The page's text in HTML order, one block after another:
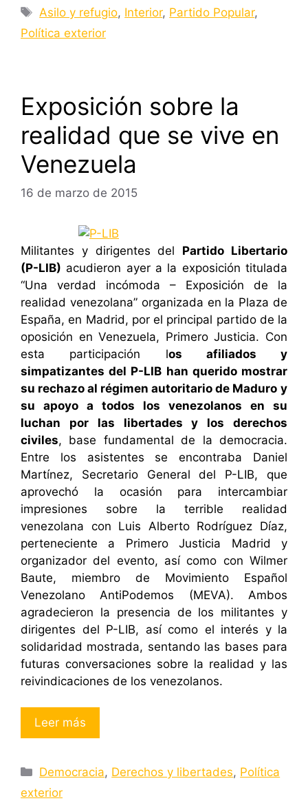
Etiquetas
Asilo y refugio, Interior, Partido Popular,
Política exterior
Exposición sobre la
realidad que se vive en
Venezuela
16 de marzo de 2015
Militantes y dirigentes del Partido Libertario
(P-LIB) acudieron ayer a la exposición titulada
“Una verdad incómoda – Exposición de la
realidad venezolana” organizada en la Plaza de
España, en Madrid, por el principal partido de la
oposición en Venezuela, Primero Justicia. Con
esta participación los afiliados y
simpatizantes del P-LIB han querido mostrar
su rechazo al régimen autoritario de Maduro y
su apoyo a todos los venezolanos en su
luchan por las libertades y los derechos
civiles, base fundamental de la democracia.
Entre los asistentes se encontraba Daniel
Martínez, Secretario General del P-LIB, que
aprovechó la ocasión para intercambiar
impresiones sobre la terrible realidad
venezolana con Luis Alberto Rodríguez Díaz,
perteneciente a Primero Justicia Madrid y
organizador del evento, así como con Wilmer
Baute, miembro de Movimiento Español
Venezolano AntiPodemos (MEVA). Ambos
agradecieron la presencia de los militantes y
dirigentes del P-LIB, así como el interés y la
solidaridad mostrada, sentando las bases para
futuras conversaciones sobre la realidad y las
reivindicaciones de los venezolanos.
Leer más
Categorías
Democracia, Derechos y libertades, Política
exterior